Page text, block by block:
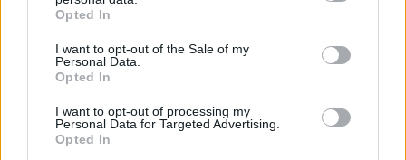
Opted In
I want to opt-out of the Sale of my
Personal Data.
Opted In
I want to opt-out of processing my
Personal Data for Targeted Advertising.
Opted In
As estradas de Portalegre onde o mau tempo derrubou muros
O Município de Portalegre abriu um concurso público, com um
preço base de 103.593,89...
6 Agosto, 2026 - 11:54